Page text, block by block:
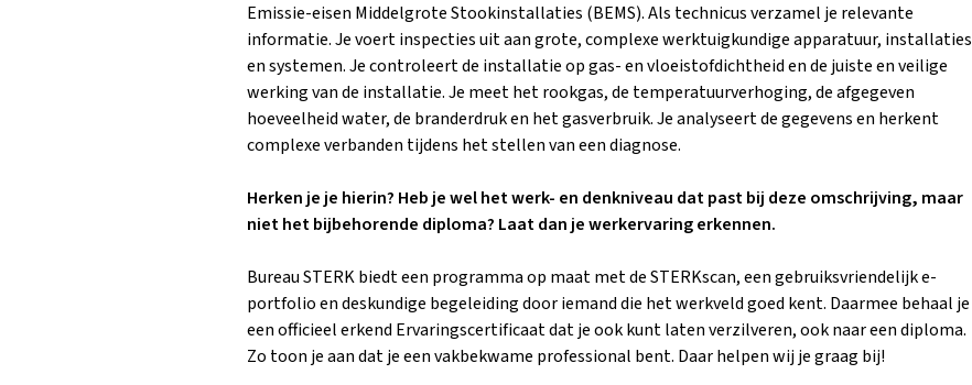
Emissie-eisen Middelgrote Stookinstallaties (BEMS). Als technicus verzamel je relevante
informatie. Je voert inspecties uit aan grote, complexe werktuigkundige apparatuur, installaties
en systemen. Je controleert de installatie op gas- en vloeistofdichtheid en de juiste en veilige
werking van de installatie. Je meet het rookgas, de temperatuurverhoging, de afgegeven
hoeveelheid water, de branderdruk en het gasverbruik. Je analyseert de gegevens en herkent
complexe verbanden tijdens het stellen van een diagnose.
Herken je je hierin? Heb je wel het werk- en denkniveau dat past bij deze omschrijving, maar
niet het bijbehorende diploma? Laat dan je werkervaring erkennen.
Bureau STERK biedt een programma op maat met de STERKscan, een gebruiksvriendelijk e-
portfolio en deskundige begeleiding door iemand die het werkveld goed kent. Daarmee behaal je
een officieel erkend Ervaringscertificaat dat je ook kunt laten verzilveren, ook naar een diploma.
Zo toon je aan dat je een vakbekwame professional bent. Daar helpen wij je graag bij!